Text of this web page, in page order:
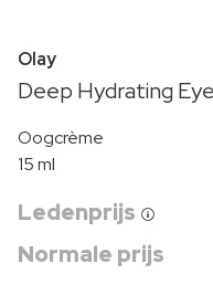
Olay
Deep Hydrating
Oogcrème
15 ml
Ledenprijs
Normale prijs